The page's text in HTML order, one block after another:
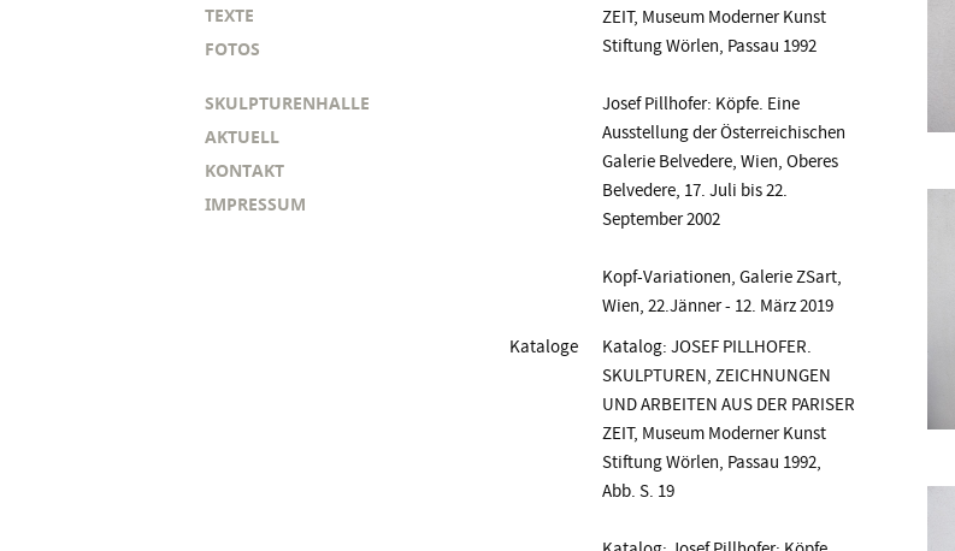
TEXTE
FOTOS
SKULPTURENHALLE
AKTUELL
KONTAKT
IMPRESSUM
ZEIT, Museum Moderner Kunst
Stiftung Wörlen, Passau 1992
Josef Pillhofer: Köpfe. Eine
Ausstellung der Österreichischen
Galerie Belvedere, Wien, Oberes
Belvedere, 17. Juli bis 22.
September 2002
Kopf-Variationen, Galerie ZSart,
Wien, 22.Jänner - 12. März 2019
Kataloge
Katalog: JOSEF PILLHOFER.
SKULPTUREN, ZEICHNUNGEN
UND ARBEITEN AUS DER PARISER
ZEIT, Museum Moderner Kunst
Stiftung Wörlen, Passau 1992,
Abb. S. 19